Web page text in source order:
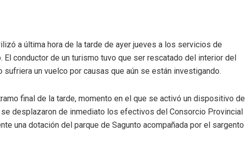
a última hora de la tarde de ayer jueves a los servicios de
El conductor de un turismo tuvo que ser rescatado del interior del
un vuelco por causas que aún se están investigando.
final de la tarde, momento en el que se activó un dispositivo de
desplazaron de inmediato los efectivos del Consorcio Provincial
una dotación del parque de Sagunto acompañada por el sargento